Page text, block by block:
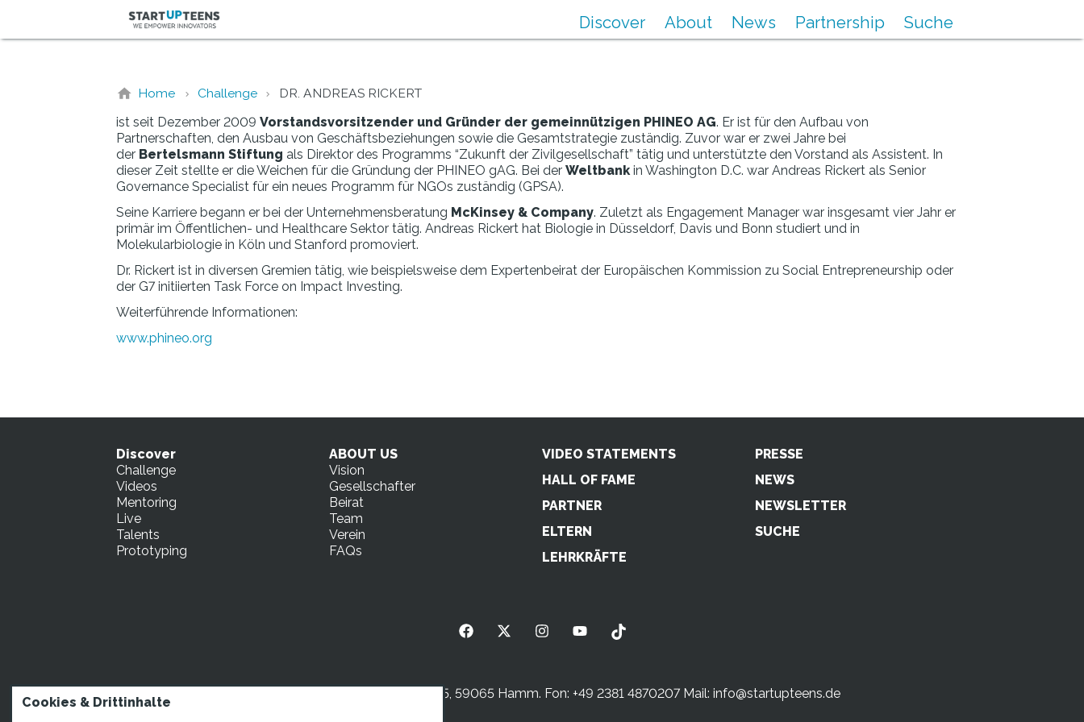
Discover About News Partnership Suche
Home Challenge
DR. ANDREAS RICKERT
ist seit Dezember 2009 Vorstandsvorsitzender und Gründer der gemeinnützigen PHINEO AG. Er ist für den Aufbau von
Partnerschaften, den Ausbau von Geschäftsbeziehungen sowie die Gesamtstrategie zuständig. Zuvor war er zwei Jahre bei
der Bertelsmann Stiftung als Direktor des Programms “Zukunft der Zivilgesellschaft” tätig und unterstützte den Vorstand als Assistent. In
dieser Zeit stellte er die Weichen für die Gründung der PHINEO gAG. Bei der Weltbankin Washington D.C. war Andreas Rickert als Senior
Governance Specialist für ein neues Programm für NGOs zuständig (GPSA).
Seine Karriere begann er bei der Unternehmensberatung McKinsey & Company. Zuletzt als Engagement Manager war insgesamt vier Jahr er
primär im Öffentlichen- und Healthcare Sektor tätig. Andreas Rickert hat Biologie in Düsseldorf, Davis und Bonn studiert und in
Molekularbiologie in Köln und Stanford promoviert.
Dr. Rickert ist in diversen Gremien tätig, wie beispielsweise dem Expertenbeirat der Europäischen Kommission zu Social Entrepreneurship oder
der G7 initiierten Task Force on Impact Investing.
Weiterführende Informationen:
www.phineo.org
Discover
Challenge
Videos
Mentoring
Live
Talents
Prototyping
ABOUT US
Vision
Gesellschafter
Beirat
Team
Verein
FAQs
VIDEO STATEMENTS
HALL OF FAME
PARTNER
ELTERN
LEHRKRÄFTE
PRESSE
NEWS
NEWSLETTER
SUCHE
STARTUP TEENS Münsterstraße 5, 59065 Hamm. Fon: +49 2381 4870207 Mail: info@startupteens.de
Cookies & Drittinhalte